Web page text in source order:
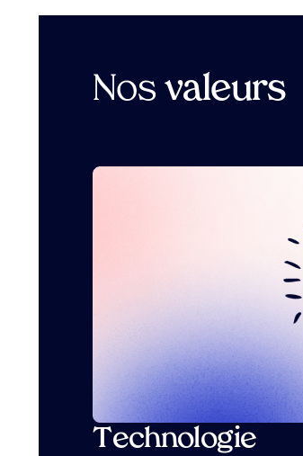
Nosvaleurs
Technologie